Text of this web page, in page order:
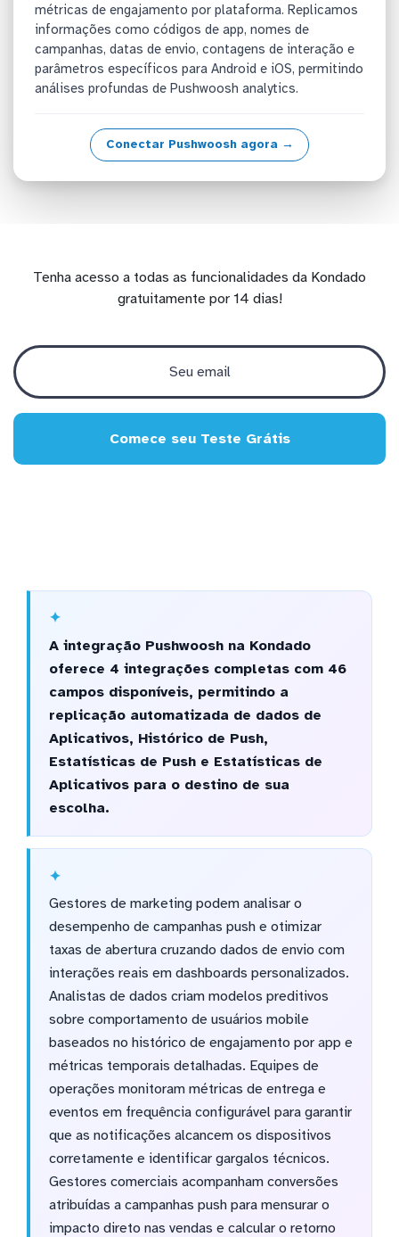
métricas de engajamento por plataforma. Replicamos
informações como códigos de app, nomes de
campanhas, datas de envio, contagens de interação e
parâmetros específicos para Android e iOS, permitindo
análises profundas de Pushwoosh analytics.
Conectar Pushwoosh agora →
Tenha acesso a todas as funcionalidades da Kondado
gratuitamente por 14 dias!
Comece seu Teste Grátis
A integração Pushwoosh na Kondado
oferece 4 integrações completas com 46
campos disponíveis, permitindo a
replicação automatizada de dados de
Aplicativos, Histórico de Push,
Estatísticas de Push e Estatísticas de
Aplicativos para o destino de sua
escolha.
Gestores de marketing podem analisar o
desempenho de campanhas push e otimizar
taxas de abertura cruzando dados de envio com
interações reais em dashboards personalizados.
Analistas de dados criam modelos preditivos
sobre comportamento de usuários mobile
baseados no histórico de engajamento por app e
métricas temporais detalhadas. Equipes de
operações monitoram métricas de entrega e
eventos em frequência configurável para garantir
que as notificações alcancem os dispositivos
corretamente e identificar gargalos técnicos.
Gestores comerciais acompanham conversões
atribuídas a campanhas push para mensurar o
impacto direto nas vendas e calcular o retorno